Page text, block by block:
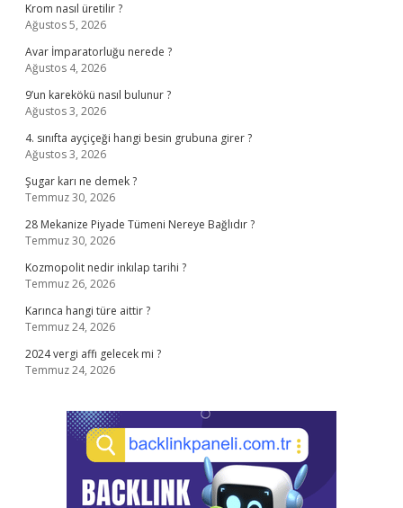
Krom nasıl üretilir ?
Ağustos 5, 2026
Avar İmparatorluğu nerede ?
Ağustos 4, 2026
9’un karekökü nasıl bulunur ?
Ağustos 3, 2026
4. sınıfta ayçiçeği hangi besin grubuna girer ?
Ağustos 3, 2026
Şugar karı ne demek ?
Temmuz 30, 2026
28 Mekanize Piyade Tümeni Nereye Bağlıdır ?
Temmuz 30, 2026
Kozmopolit nedir inkılap tarihi ?
Temmuz 26, 2026
Karınca hangi türe aittir ?
Temmuz 24, 2026
2024 vergi affı gelecek mi ?
Temmuz 24, 2026